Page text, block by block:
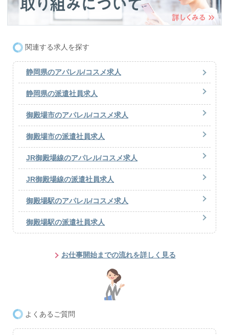
関連する求人を探す
静岡県のアパレル/コスメ求人
静岡県の派遣社員求人
御殿場市のアパレル/コスメ求人
御殿場市の派遣社員求人
JR御殿場線のアパレル/コスメ求人
JR御殿場線の派遣社員求人
御殿場駅のアパレル/コスメ求人
御殿場駅の派遣社員求人
お仕事開始までの流れを詳しく見る
よくあるご質問